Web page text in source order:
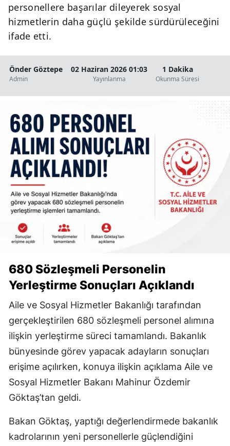
personellere başarılar dileyerek sosyal
hizmetlerin daha güçlü şekilde sürdürüleceğini
ifade etti.
Önder Göztepe
Admin
02 Haziran 2026 01:03
Yayınlanma
1 Dakika
Okunma Süresi
680 Sözleşmeli Personelin
Yerleştirme Sonuçları Açıklandı
Aile ve Sosyal Hizmetler Bakanlığı tarafından
gerçekleştirilen 680 sözleşmeli personel alımına
ilişkin yerleştirme süreci tamamlandı. Bakanlık
bünyesinde görev yapacak adayların sonuçları
erişime açılırken, konuya ilişkin açıklama Aile ve
Sosyal Hizmetler Bakanı Mahinur Özdemir
Göktaş’tan geldi.
Bakan Göktaş, yaptığı değerlendirmede bakanlık
kadrolarının yeni personellerle güçlendiğini